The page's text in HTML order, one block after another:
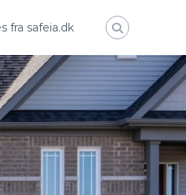
fra safeia.dk